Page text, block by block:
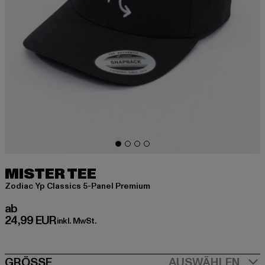
MISTER TEE
Zodiac Yp Classics 5-Panel Premium
ab
24,99 EUR
Derzeitiger Preis: ab 24,99 EUR
inkl. MwSt.